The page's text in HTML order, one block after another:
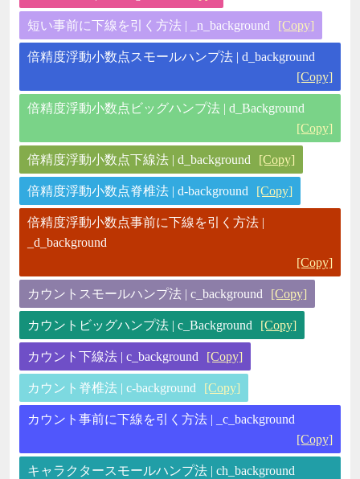
短い事前に下線を引く方法 | _n_background [Copy]
倍精度浮動小数点スモールハンプ法 | d_background
[Copy]
倍精度浮動小数点ビッグハンプ法 | d_Background
[Copy]
倍精度浮動小数点下線法 | d_background [Copy]
倍精度浮動小数点脊椎法 | d-background [Copy]
倍精度浮動小数点事前に下線を引く方法 |
_d_background
[Copy]
カウントスモールハンプ法 | c_background [Copy]
カウントビッグハンプ法 | c_Background [Copy]
カウント下線法 | c_background [Copy]
カウント脊椎法 | c-background [Copy]
カウント事前に下線を引く方法 | _c_background
[Copy]
キャラクタースモールハンプ法 | ch_background